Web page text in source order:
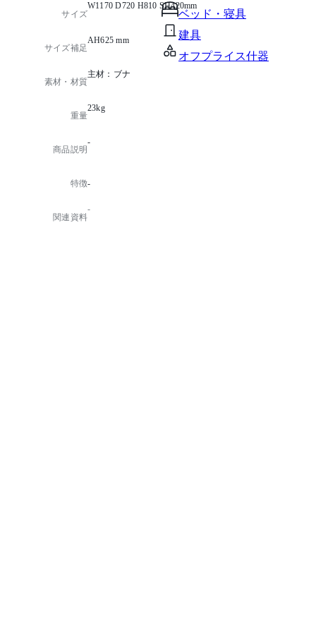
ベッド・寝具
建具
オフプライス什器
サイズ
W1170 D720 H810 SH420mm
サイズ補足
AH625 mm
素材・材質
主材：ブナ
重量
23kg
商品説明
-
特徴-
関連資料
-